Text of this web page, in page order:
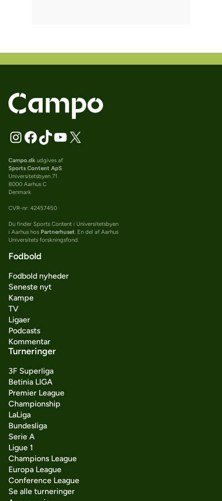
Campo.dkudgives af
Sports Content ApS
Universitetsbyen 71
8000 Aarhus C
Denmark
CVR-nr: 42457450
Du finder Sports Content i Universitetsbyen
i Aarhus hos Partnerhuset. En del af Aarhus
Universitets forskningsfond.
Fodbold
Fodbold nyheder
Seneste nyt
Kampe
TV
Ligaer
Podcasts
Kommentar
Turneringer
3F Superliga
Betinia LIGA
Premier League
Championship
LaLiga
Bundesliga
Serie A
Ligue 1
Champions League
Europa League
Conference League
Se alle turneringer